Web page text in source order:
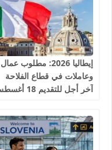
إيطاليا 2026: مطلوب عمال
وعاملات في قطاع الفلاحة
آخر أجل للتقديم